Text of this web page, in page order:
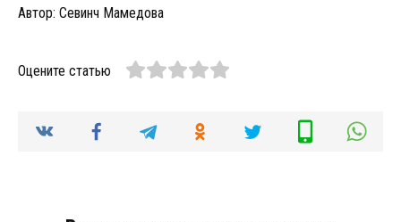
Автор: Севинч Мамедова
Оцените статью